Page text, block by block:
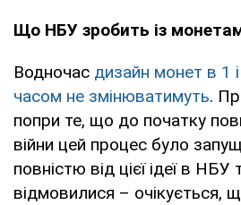
Що НБУ зробить із
Водночас дизайн монет в 1
часом не змінюватимуть.
попри те, що до початку
війни цей процес було
повністю від цієї ідеї в
відмовилися – очікується,